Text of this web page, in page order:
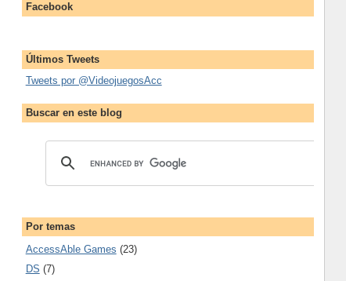
Facebook
Últimos Tweets
Tweets por @VideojuegosAcc
Buscar en este blog
Por temas
AccessAble Games (23)
DS (7)